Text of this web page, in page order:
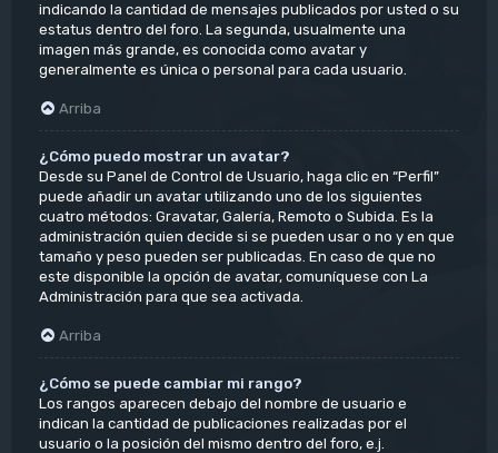
indicando la cantidad de mensajes publicados por usted o su
estatus dentro del foro. La segunda, usualmente una
imagen más grande, es conocida como avatar y
generalmente es única o personal para cada usuario.
Arriba
¿Cómo puedo mostrar un avatar?
Desde su Panel de Control de Usuario, haga clic en “Perfil”
puede añadir un avatar utilizando uno de los siguientes
cuatro métodos: Gravatar, Galería, Remoto o Subida. Es la
administración quien decide si se pueden usar o no y en que
tamaño y peso pueden ser publicadas. En caso de que no
este disponible la opción de avatar, comuníquese con La
Administración para que sea activada.
Arriba
¿Cómo se puede cambiar mi rango?
Los rangos aparecen debajo del nombre de usuario e
indican la cantidad de publicaciones realizadas por el
usuario o la posición del mismo dentro del foro, e.j.